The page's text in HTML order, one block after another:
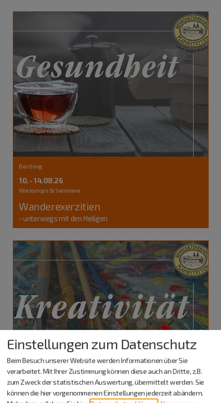
Berching
10. - 14.08.26
Workshops & Seminare
Wanderexerzitien
- unterwegs mit den Heiligen
Berching
Einstellungen zum Datenschutz
Beim Besuch unserer Website werden Informationen über Sie
verarbeitet. Mit Ihrer Zustimmung können diese auch an Dritte, z.B.
zum Zweck der statistischen Auswertung, übermittelt werden. Sie
können die hier vorgenommenen Einstellungen jederzeit abändern.